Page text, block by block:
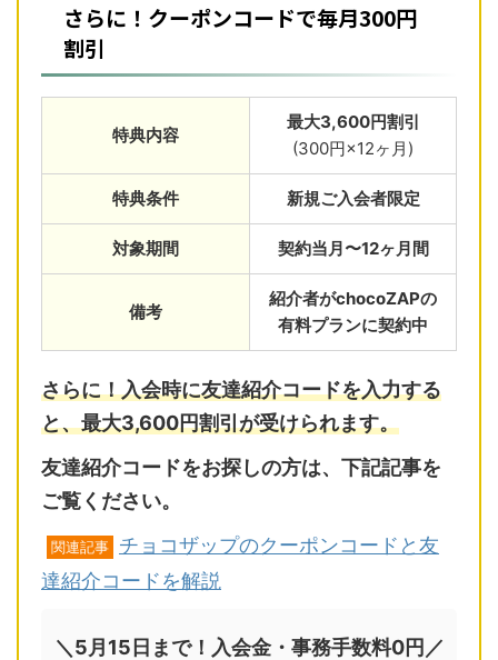
さらに！クーポンコードで毎月300円
割引
特典内容
最大3,600円割引
(300円×12ヶ月)
特典条件 新規ご入会者限定
対象期間 契約当月〜12ヶ月間
備考
紹介者がchocoZAPの
有料プランに契約中
さらに！入会時に友達紹介コードを入力する
と、最大3,600円割引が受けられます。
友達紹介コードをお探しの方は、下記記事を
ご覧ください。
関連記事
チョコザップのクーポンコードと友
達紹介コードを解説
＼5月15日まで！入会金・事務手数料0円／